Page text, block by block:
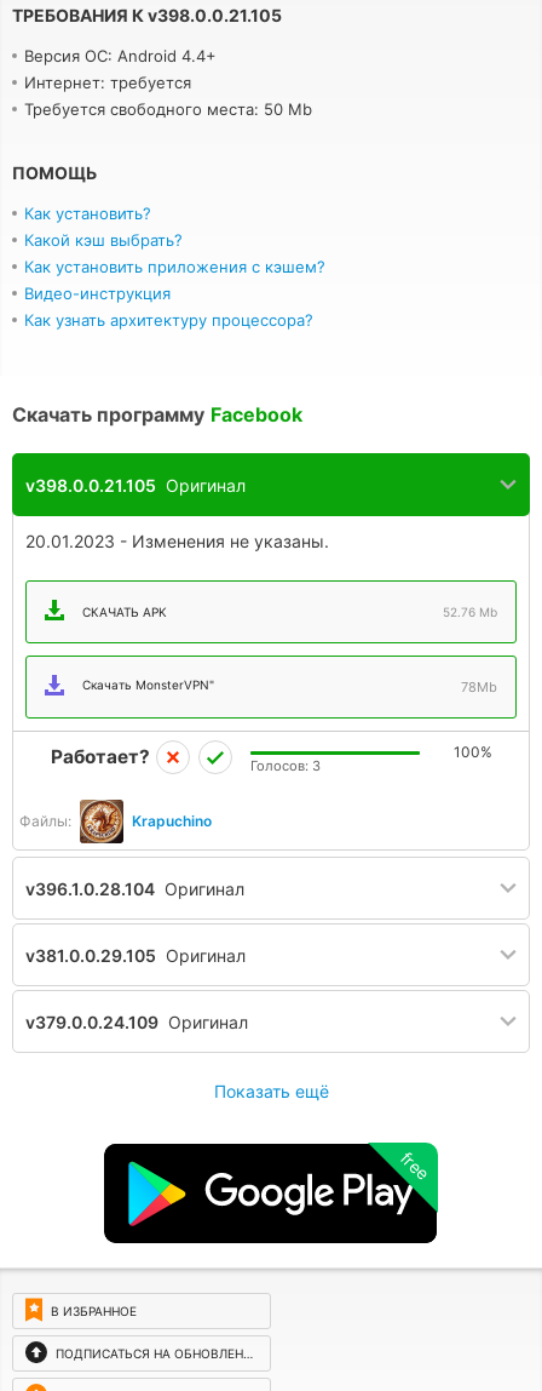
ТРЕБОВАНИЯ К v398.0.0.21.105
Версия ОС: Android 4.4+
Интернет: требуется
Требуется свободного места: 50 Mb
ПОМОЩЬ
Как установить?
Какой кэш выбрать?
Как установить приложения с кэшем?
Видео-инструкция
Как узнать архитектуру процессора?
Скачать программу Facebook
v398.0.0.21.105 Оригинал
20.01.2023 - Изменения не указаны.
СКАЧАТЬ APK 52.76 Mb
Скачать MonsterVPN" 78Mb
Файлы: Krapuchino
Работает? 100%
Голосов: 3
v396.1.0.28.104 Оригинал
v381.0.0.29.105 Оригинал
v379.0.0.24.109 Оригинал
Показать ещё
free
В ИЗБРАННОЕ
ПОДПИСАТЬСЯ НА ОБНОВЛЕНИЯ